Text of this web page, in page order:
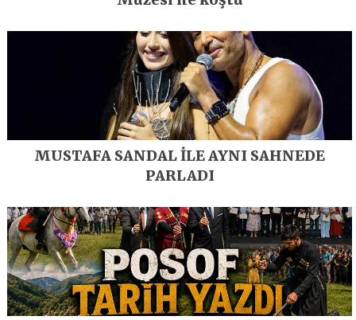
MUSTAFA SANDAL İLE AYNI SAHNEDE
PARLADI